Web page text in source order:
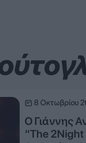
8 Οκτωβρίου
Ο Γιάννης
“The 2Night